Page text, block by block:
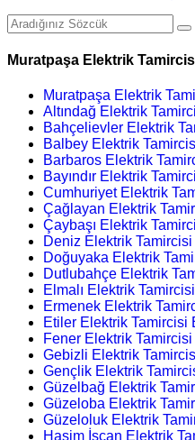
Muratpaşa Elektrik
Muratpaşa Elektrik
Altındağ Elektrik
Bahçelievler Elektrik
Balbey Elektrik
Barbaros Elektrik
Bayındır Elektrik
Cumhuriyet Elektrik
Çağlayan Elektrik
Çaybaşı Elektrik
Deniz Elektrik Tamircisi
Doğuyaka Elektrik
Dutlubahçe Elektrik
Elmalı Elektrik
Ermenek Elektrik
Etiler Elektrik Tamircisi
Fener Elektrik Tamircisi
Gebizli Elektrik
Gençlik Elektrik
Güzelbağ Elektrik
Güzeloba Elektrik
Güzeloluk Elektrik
Haşim İşcan Elektrik